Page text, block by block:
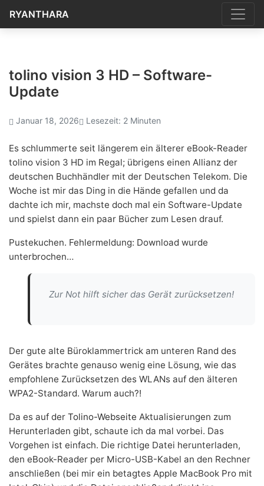
RYANTHARA
tolino vision 3 HD – Software-
Update
Januar 18, 2026 Lesezeit: 2 Minuten
Es schlummerte seit längerem ein älterer eBook-Reader
tolino vision 3 HD im Regal; übrigens einen Allianz der
deutschen Buchhändler mit der Deutschen Telekom. Die
Woche ist mir das Ding in die Hände gefallen und da
dachte ich mir, machste doch mal ein Software-Update
und spielst dann ein paar Bücher zum Lesen drauf.
Pustekuchen. Fehlermeldung: Download wurde
unterbrochen…
Zur Not hilft sicher das Gerät zurücksetzen!
Der gute alte Büroklammertrick am unteren Rand des
Gerätes brachte genauso wenig eine Lösung, wie das
empfohlene Zurücksetzen des WLANs auf den älteren
WPA2-Standard. Warum auch?!
Da es auf der Tolino-Webseite Aktualisierungen zum
Herunterladen gibt, schaute ich da mal vorbei. Das
Vorgehen ist einfach. Die richtige Datei herunterladen,
den eBook-Reader per Micro-USB-Kabel an den Rechner
anschließen (bei mir ein betagtes Apple MacBook Pro mit